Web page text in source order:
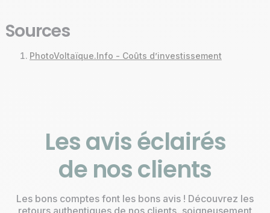
photovoltaïques de 2 m² ayant une puissance de
450 Wc, il faut prévoir une surface de 446 m² (223
Sources
PhotoVoltaïque.Info - Coûts d’investissement
Les avis éclairés
de nos clients
Les bons comptes font les bons avis ! Découvrez les